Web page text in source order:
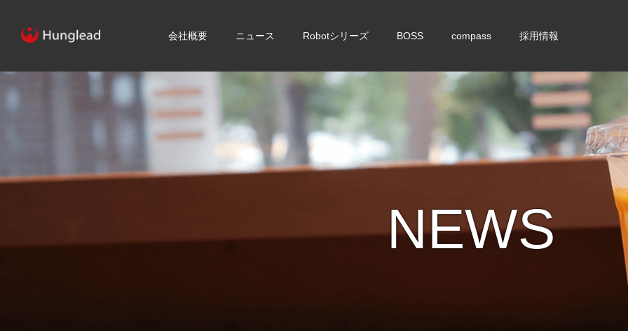
会社概要 ニュース Robotシリーズ BOSS compass 採用情報
NEWS